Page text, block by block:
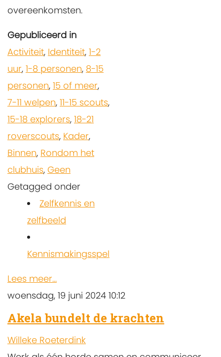
overeenkomsten.
Gepubliceerd in
Activiteit, Identiteit, 1-2
uur, 1-8 personen, 8-15
personen, 15 of meer,
7-11 welpen, 11-15 scouts,
15-18 explorers, 18-21
roverscouts, Kader,
Binnen, Rondom het
clubhuis, Geen
Getagged onder
Zelfkennis en
zelfbeeld
Kennismakingsspel
Lees meer...
woensdag, 19 juni 2024 10:12
Akela bundelt de krachten
Willeke Roeterdink